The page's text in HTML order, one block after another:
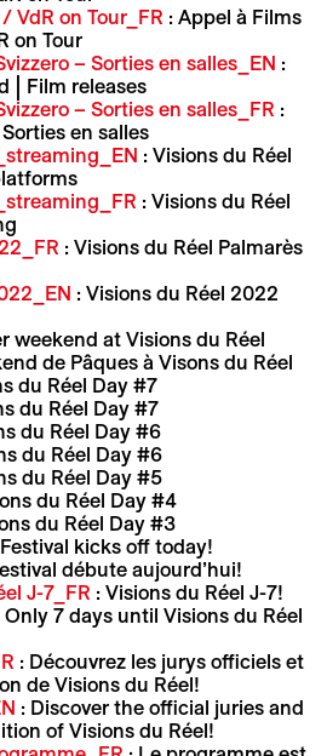
VdR on Tour_FR : Appel à Films
on Tour
– Sorties en salles_EN :
| Film releases
– Sorties en salles_FR :
en salles
: Visions du Réel
: Visions du Réel
: Visions du Réel Palmarès
: Visions du Réel 2022
weekend at Visions du Réel
de Pâques à Visons du Réel
du Réel Day #7
du Réel Day #7
du Réel Day #6
du Réel Day #6
du Réel Day #5
du Réel Day #4
du Réel Day #3
kicks off today!
débute aujourd’hui!
J-7_FR : Visions du Réel J-7!
Only 7 days until Visions du Réel
: Découvrez les jurys officiels et
de Visions du Réel!
: Discover the official juries and
of Visions du Réel!